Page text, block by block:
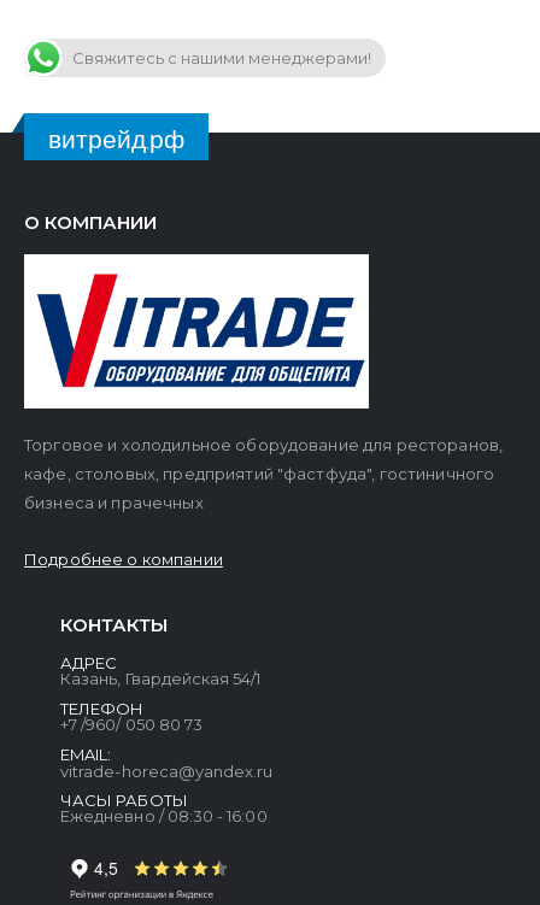
Свяжитесь с нашими менеджерами!
витрейд.рф
О КОМПАНИИ
Торговое и холодильное оборудование для ресторанов,
кафе, столовых, предприятий "фастфуда", гостиничного
бизнеса и прачечных
Подробнее о компании
КОНТАКТЫ
АДРЕС
Казань, Гвардейская 54/1
ТЕЛЕФОН
+7 /960/ 050 80 73
EMAIL:
vitrade-horeca@yandex.ru
ЧАСЫ РАБОТЫ
Ежедневно / 08:30 - 16:00